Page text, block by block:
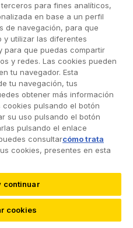
para fines analíticos,
en base a un perfil
de navegación, para que
y utilizar las diferentes
para que puedas compartir
y redes. Las cookies pueden
tu navegador. Esta
tu navegación, tus
obtener más información
pulsando el botón
su uso pulsando el botón
pulsando el enlace
consultarcómo trata
cookies, presentes en esta
continuar
cookies